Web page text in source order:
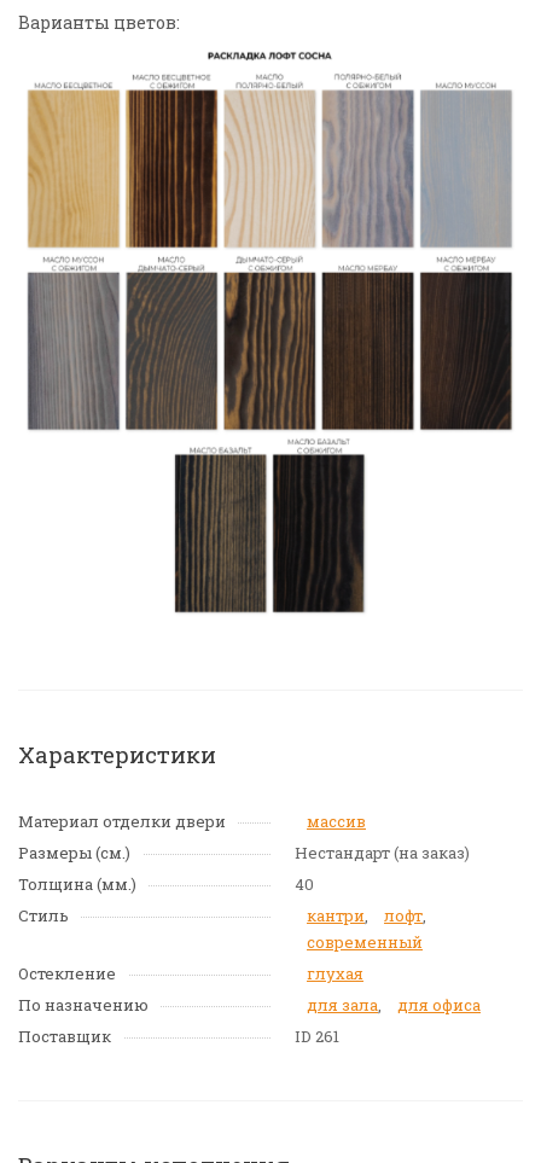
Варианты цветов:
Характеристики
Материал отделки двери
массив
Размеры (см.)
Нестандарт (на заказ)
Толщина (мм.)
40
Стиль
кантри, лофт,
современный
Остекление
глухая
По назначению
для зала,
для офиса
Поставщик
ID 261